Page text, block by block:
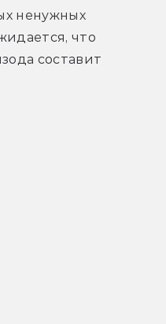
ненужных
что
составит